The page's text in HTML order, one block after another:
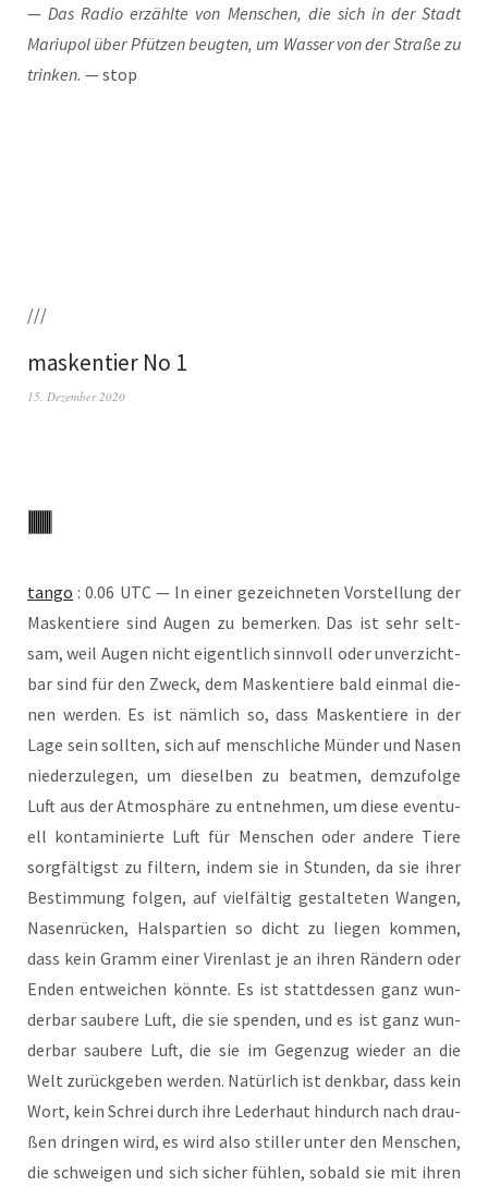
—Das Radio erzähl­te von Men­schen, die sich in der Stadt
Mariu­pol über Pfüt­zen beug­ten, um Was­ser von der Stra­ße zu
trin­ken. — stop
///
maskentier No 1
15. Dezember 2020
tan­go : 0.06 UTC — In einer gezeich­ne­ten Vor­stel­lung der
Mas­ken­tie­re sind Augen zu bemer­ken. Das ist sehr selt­
sam, weil Augen nicht eigent­lich sinn­voll oder unver­zicht­
bar sind für den Zweck, dem Mas­ken­tie­re bald ein­mal die­
nen wer­den. Es ist näm­lich so, dass Mas­ken­tie­re in der
Lage sein soll­ten, sich auf mensch­li­che Mün­der und Nasen
nie­der­zu­le­gen, um die­sel­ben zu beatmen, dem­zu­fol­ge
Luft aus der Atmo­sphä­re zu ent­neh­men, um die­se even­tu­
ell kon­ta­mi­nier­te Luft für Men­schen oder ande­re Tie­re
sorg­fäl­tigst zu fil­tern, indem sie in Stun­den, da sie ihrer
Bestim­mung fol­gen, auf viel­fäl­tig gestal­te­ten Wan­gen,
Nasen­rü­cken, Hals­par­tien so dicht zu lie­gen kom­men,
dass kein Gramm einer Viren­last je an ihren Rän­dern oder
Enden ent­wei­chen könn­te. Es ist statt­des­sen ganz wun­
der­bar sau­be­re Luft, die sie spen­den, und es ist ganz wun­
der­bar sau­be­re Luft, die sie im Gegen­zug wie­der an die
Welt zurück­ge­ben wer­den. Natür­lich ist denk­bar, dass kein
Wort, kein Schrei durch ihre Leder­haut hin­durch nach drau­
ßen drin­gen wird, es wird also stil­ler unter den Men­schen,
die schwei­gen und sich sicher füh­len, sobald sie mit ihren